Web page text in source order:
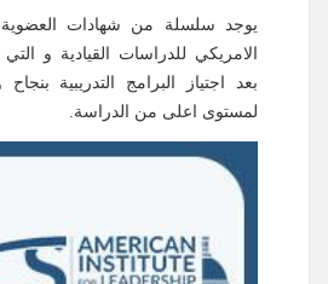
يوجد سلسلة من شهادات العضوية
الامريكي للدراسات القيادية و
بعد اجتياز البرامج التدريبية
لمستوى اعلى من الدراسة.